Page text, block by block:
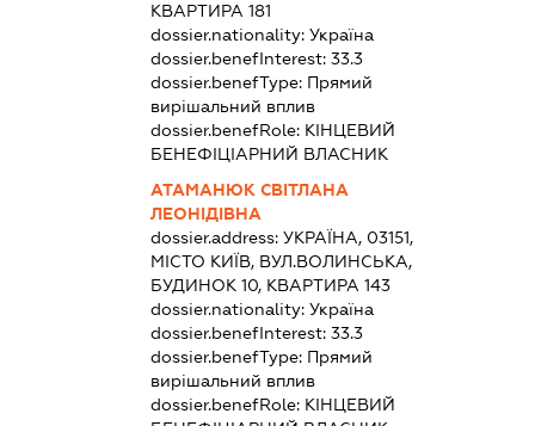
КВАРТИРА 181
dossier.nationality: Україна
dossier.benefInterest: 33.3
dossier.benefType: Прямий
вирішальний вплив
dossier.benefRole: КІНЦЕВИЙ
БЕНЕФІЦІАРНИЙ ВЛАСНИК
АТАМАНЮК СВІТЛАНА
ЛЕОНІДІВНА
dossier.address: УКРАЇНА, 03151,
МІСТО КИЇВ, ВУЛ.ВОЛИНСЬКА,
БУДИНОК 10, КВАРТИРА 143
dossier.nationality: Україна
dossier.benefInterest: 33.3
dossier.benefType: Прямий
вирішальний вплив
dossier.benefRole: КІНЦЕВИЙ